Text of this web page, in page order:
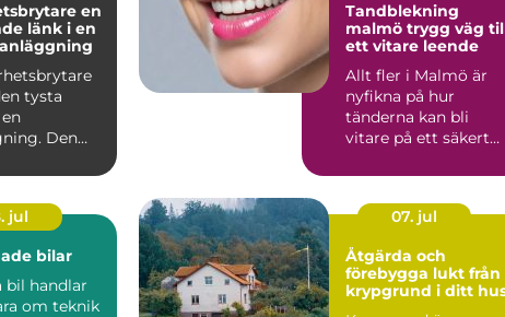
en
länk i en
tysta
Den
men nä...
Tandblekning
malmö trygg väg till
ett vitare leende
Allt fler i Malmö är
nyfikna på hur
tänderna kan bli
vitare på ett säkert
r...
jul
bilar
bil handlar
om teknik
07. jul
Åtgärda och
förebygga lukt från
krypgrund i ditt